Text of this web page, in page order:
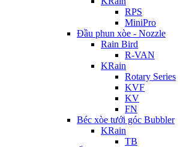
RPS
MiniPro
Đầu phun xòe - Nozzle
Rain Bird
R-VAN
KRain
Rotary Series
KVF
KV
FN
Béc xòe tưới góc Bubbler
KRain
TB